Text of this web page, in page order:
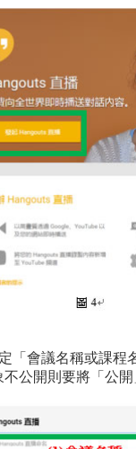
「會議名稱或課程
不公開則要將「公